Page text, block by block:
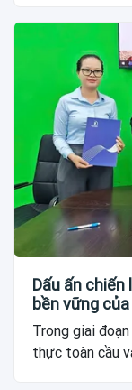
Dấu ấn
bền vững
Trong giai
thực toàn cầu